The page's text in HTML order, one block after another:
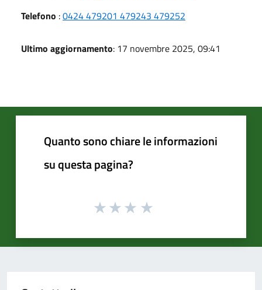
Telefono :0424 479201 479243 479252
Ultimo aggiornamento: 17 novembre 2025, 09:41
Quanto sono chiare le informazioni
su questa pagina?